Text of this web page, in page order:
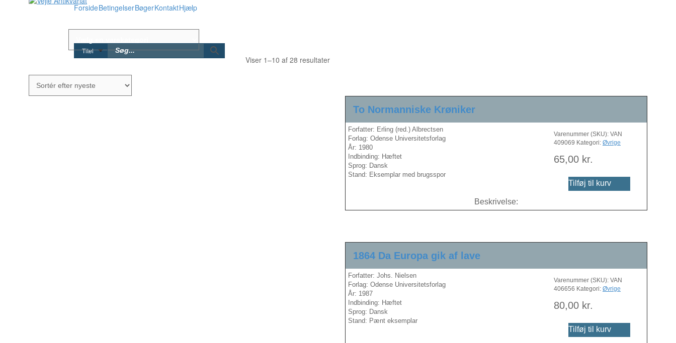
Titel
ForsideBetingelserBøgerKontaktHjælp
Viser 1–10 af 28 resultaterSorteret
To Normanniske Krøniker
Forfatter: Erling (red.) Albrectsen
Forlag: Odense Universitetsforlag
År: 1980
Indbinding: Hæftet
Sprog: Dansk
Stand: Eksemplar med brugsspor
Varenummer (SKU): VAN
409069 Kategori: Øvrige
65,00 kr.
Tilføj til kurv
Beskrivelse:
1864 Da Europa gik af lave
Forfatter: Johs. Nielsen
Forlag: Odense Universitetsforlag
År: 1987
Indbinding: Hæftet
Sprog: Dansk
Stand: Pænt eksemplar
Varenummer (SKU): VAN
406656 Kategori: Øvrige
80,00 kr.
Tilføj til kurv